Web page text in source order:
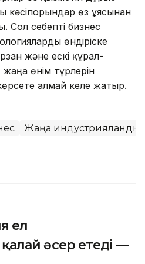
кәсіпорындар өз ұясынан
Сол себепті бизнес
өндіріске
және ескі құрал-
өнім түрлерін
алмай келе жатыр.
Жаңа
ел
әсер етеді —